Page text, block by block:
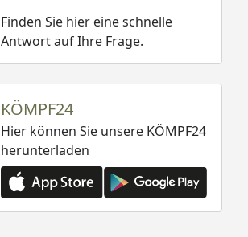
Finden Sie hier eine schnelle
Antwort auf Ihre Frage.
KÖMPF24
Hier können Sie unsere KÖMPF24
herunterladen